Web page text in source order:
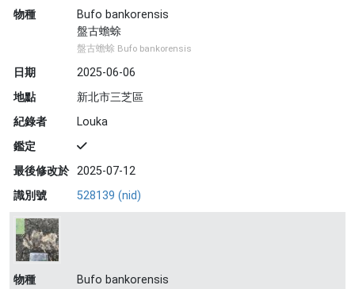
物種
Bufo bankorensis
盤古蟾蜍
盤古蟾蜍 Bufo bankorensis
日期
2025-06-06
地點
新北市三芝區
紀錄者
Louka
鑑定
最後修改於 2025-07-12
識別號
528139 (nid)
物種
Bufo bankorensis